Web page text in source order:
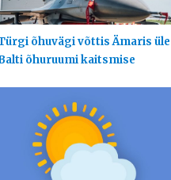
õhuvägi võttis Ämaris üle
õhuruumi kaitsmise